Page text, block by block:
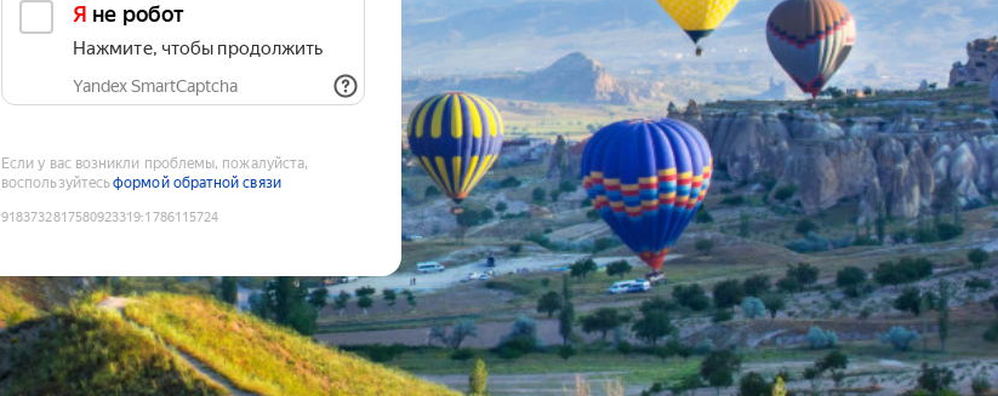
Я не робот
Нажмите, чтобы продолжить
Yandex SmartCaptcha
Если у вас возникли проблемы, пожалуйста,
воспользуйтесьформой обратной связи
9183732817580923319:1786115724